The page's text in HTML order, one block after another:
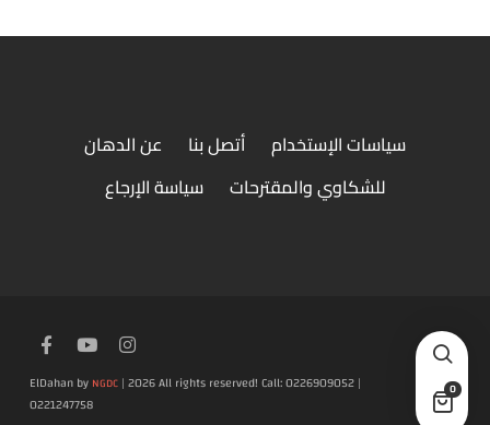
0
عن الدهان أتصل بنا
سياسات الإستخدام
سياسة الإرجاع
للشكاوي والمقترحات
ElDahan by NGDC| 2026 All rights reserved! Call: 0226909052 |
0221247758